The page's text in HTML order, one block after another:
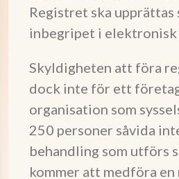
Registret ska
inbegripet i
Skyldigheten att föra
dock inte för ett
organisation som
250 personer såvida
behandling som utförs
kommer att medföra